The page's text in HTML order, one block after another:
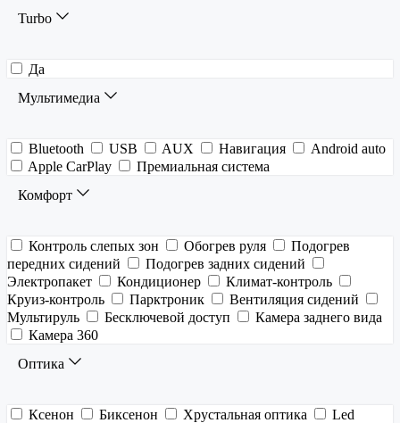
Turbo
Да
Мультимедиа
Bluetooth USB AUX Навигация
Android auto
Apple CarPlay
Премиальная система
Комфорт
Контроль слепых зон Обогрев руля
Подогрев
передних сидений
Подогрев задних сидений
Электропакет
Кондиционер
Климат-контроль
Круиз-контроль
Парктроник
Вентиляция сидений
Мультируль
Бесключевой доступ
Камера заднего вида
Камера 360
Оптика
Ксенон Биксенон Хрустальная оптика
Led